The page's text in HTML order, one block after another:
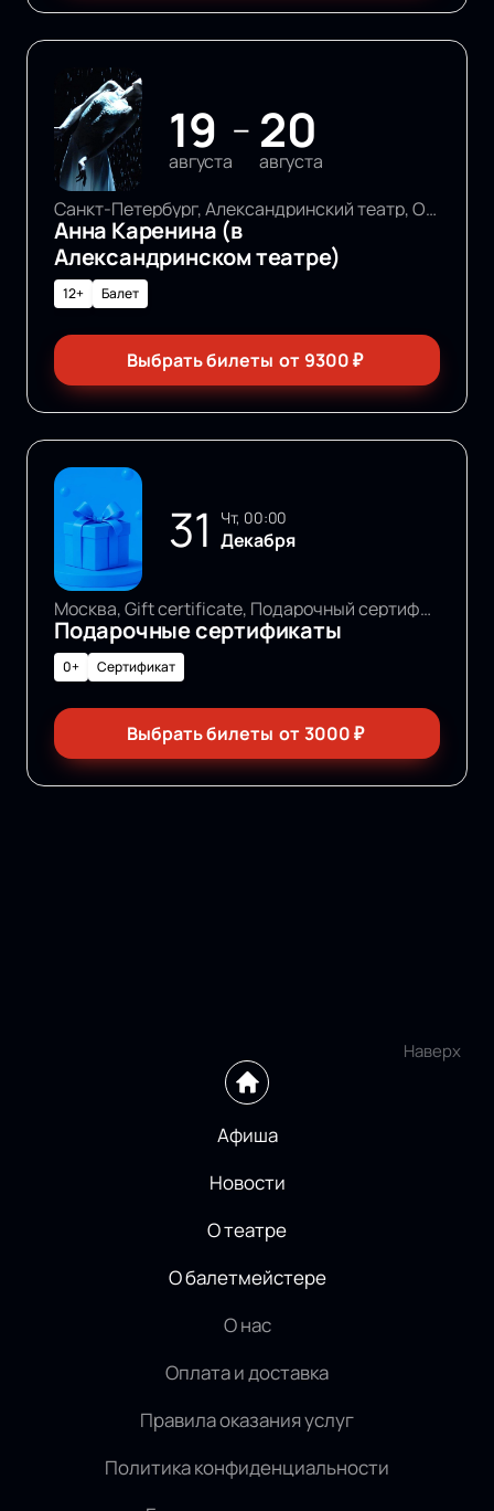
19
августа
— 20
августа
Санкт-Петербург, Александринский театр, Основная сцена
Анна Каренина (в
Александринском театре)
12+ Балет
Выбрать билеты от 9300₽
31 чт, 00:00
Декабря
Москва, Gift certificate, Подарочный сертификат
Подарочные сертификаты
0+ Сертификат
Выбрать билеты от 3000₽
Наверх
Афиша
Новости
О театре
О балетмейстере
О нас
Оплата и доставка
Правила оказания услуг
Политика конфиденциальности